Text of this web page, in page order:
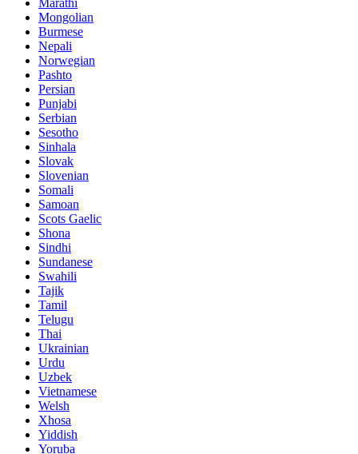
Marathi
Mongolian
Burmese
Nepali
Norwegian
Pashto
Persian
Punjabi
Serbian
Sesotho
Sinhala
Slovak
Slovenian
Somali
Samoan
Scots Gaelic
Shona
Sindhi
Sundanese
Swahili
Tajik
Tamil
Telugu
Thai
Ukrainian
Urdu
Uzbek
Vietnamese
Welsh
Xhosa
Yiddish
Yoruba